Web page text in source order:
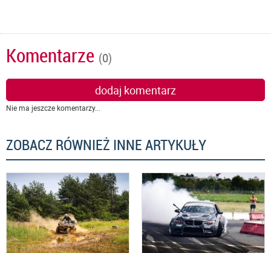
Komentarze (0)
dodaj komentarz
Nie ma jeszcze komentarzy...
ZOBACZ RÓWNIEŻ INNE ARTYKUŁY